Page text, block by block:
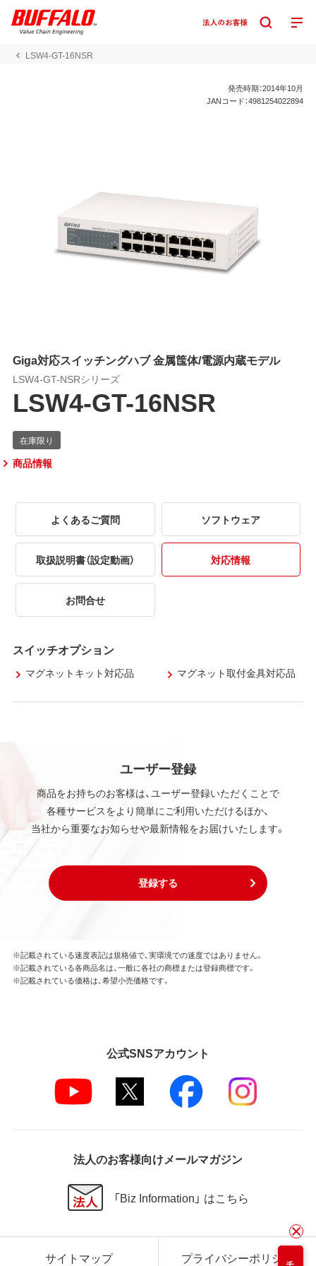
LSW4-GT-16NSR
発売時期：2014年10月
JANコード：4981254022894
Giga対応スイッチングハブ 金属筺体/電源内蔵モデル
LSW4-GT-NSRシリーズ
LSW4-GT-16NSR
商品情報
よくあるご質問 ソフトウェア
取扱説明書（設定動画） 対応情報
お問合せ
スイッチオプション
マグネットキット対応品 マグネット取付金具対応品
ユーザー登録
商品をお持ちのお客様は、ユーザー登録いただくことで
各種サービスをより簡単にご利用いただけるほか、
当社から重要なお知らせや最新情報をお届けいたします。
登録する
※記載されている速度表記は規格値で、実環境での速度ではありません。
※記載されている各商品名は、一般に各社の商標または登録商標です。
※記載されている価格は、希望小売価格です。
公式SNSアカウント
法人のお客様向けメールマガジン
「Biz Information」 はこちら
サイトマップ プライバシーポリシー